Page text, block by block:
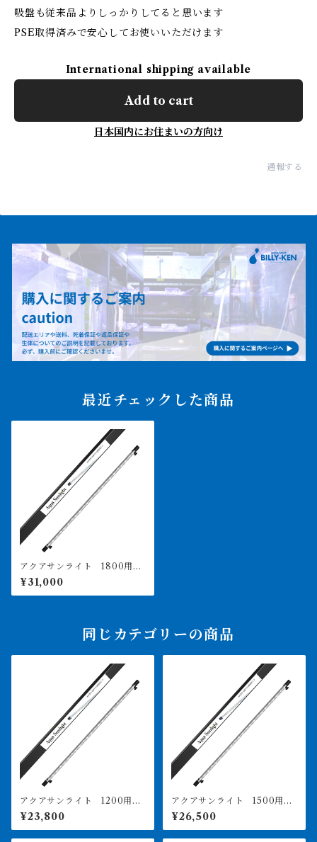
吸盤も従来品よりしっかりしてると思います
PSE取得済みで安心してお使いいただけます
International shipping available
Add to cart
日本国内にお住まいの方向け
通報する
最近チェックした商品
アクアサンライト 1800用
価格は送料込み PSE取得済
¥31,000
同じカテゴリーの商品
アクアサンライト 1200用
価格は送料込み PSE取得済
¥23,800
アクアサンライト 1500用
価格は送料込み PSE取得済
¥26,500